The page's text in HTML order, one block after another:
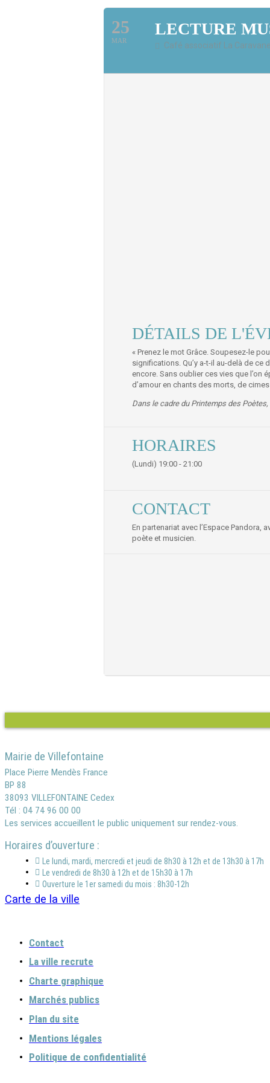
25
MAR
LECTURE
Café associatif La
DÉTAILS DE
« Prenez le mot Grâce. Soupesez-le
significations. Qu’y a-t-il au-delà de ce
encore. Sans oublier ces vies que l’on
d’amour en chants des morts, de
Dans le cadre du Printemps des
HORAIRES
(Lundi) 19:00 - 21:00
CONTACT
En partenariat avec l’Espace Pandora,
poète et musicien.
Mairie de Villefontaine
Place Pierre Mendès France
BP 88
38093 VILLEFONTAINE Cedex
Tél : 04 74 96 00 00
Les services accueillent le public uniquement sur rendez-vous.
Horaires d’ouverture :
Le lundi, mardi, mercredi et jeudi de 8h30 à 12h et de 13h30 à 17h
Le vendredi de 8h30 à 12h et de 15h30 à 17h
Ouverture le 1er samedi du mois : 8h30-12h
Carte de la ville
Contact
La ville recrute
Charte graphique
Marchés publics
Plan du site
Mentions légales
Politique de confidentialité